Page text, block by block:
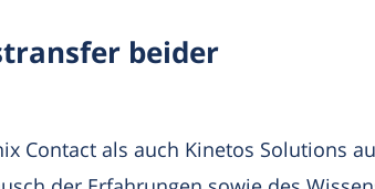
beider
Contact als auch Kinetos Solutions